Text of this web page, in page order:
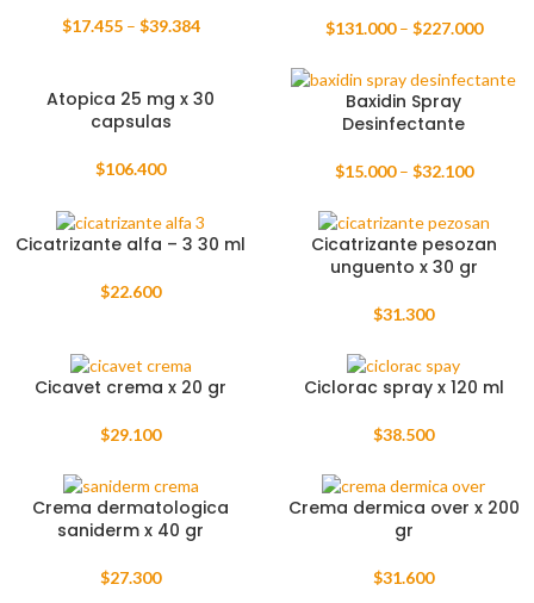
$17.455 – $39.384 $131.000 – $227.000
Atopica 25 mg x 30
capsulas
$106.400
Baxidin Spray
Desinfectante
$15.000 – $32.100
Cicatrizante alfa – 3 30 ml
$22.600
Cicatrizante pesozan
unguento x 30 gr
$31.300
Cicavet crema x 20 gr
$29.100
Ciclorac spray x 120 ml
$38.500
Crema dermatologica
saniderm x 40 gr
$27.300
Crema dermica over x 200
gr
$31.600